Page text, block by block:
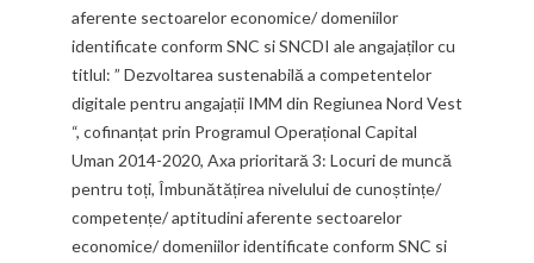
aferente sectoarelor economice/ domeniilor
identificate conform SNC si SNCDI ale angajaților cu
titlul: ” Dezvoltarea sustenabilă a competentelor
digitale pentru angajații IMM din Regiunea Nord Vest
“, cofinanțat prin Programul Operațional Capital
Uman 2014-2020, Axa prioritară 3: Locuri de muncă
pentru toți, Îmbunătățirea nivelului de cunoștințe/
competențe/ aptitudini aferente sectoarelor
economice/ domeniilor identificate conform SNC si